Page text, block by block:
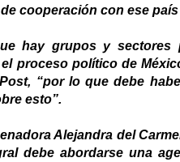
cooperación con ese
hay grupos y
proceso político de
“por lo que debe
esto”.
Alejandra del
debe abordarse una